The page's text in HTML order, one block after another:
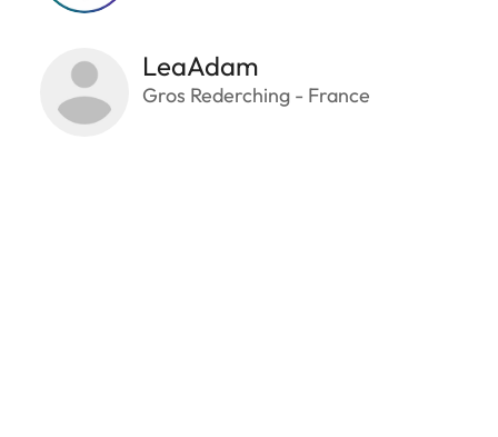
LeaAdam
Gros Rederching - France